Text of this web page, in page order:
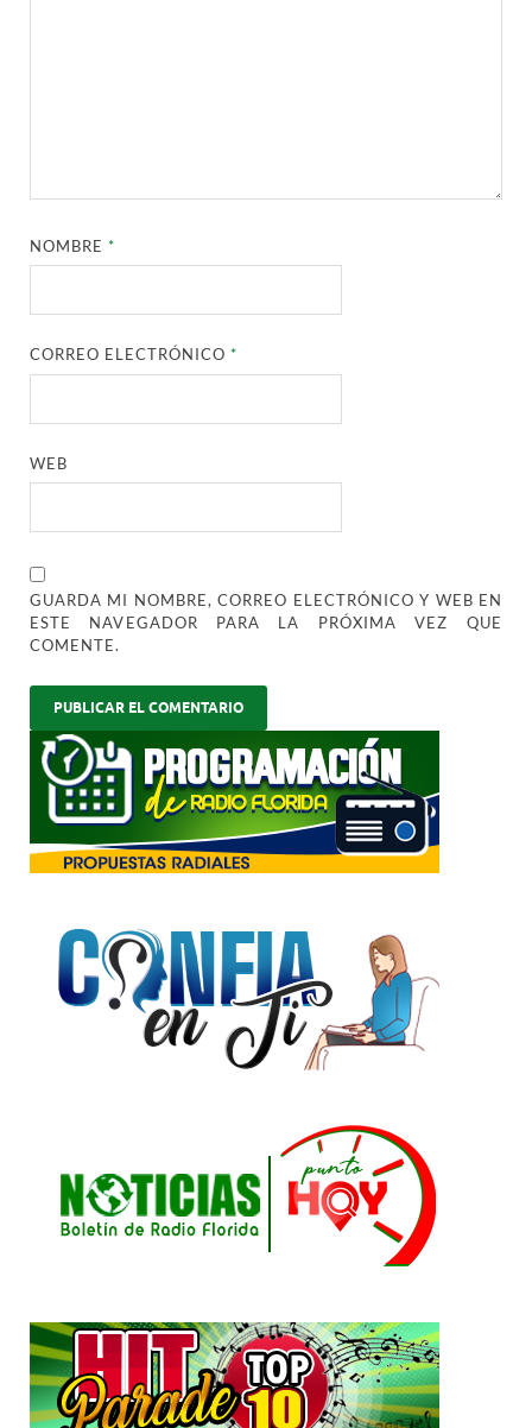
NOMBRE*
CORREO ELECTRÓNICO*
WEB
GUARDA MI NOMBRE, CORREO ELECTRÓNICO Y WEB EN
ESTE NAVEGADOR PARA LA PRÓXIMA VEZ QUE
COMENTE.